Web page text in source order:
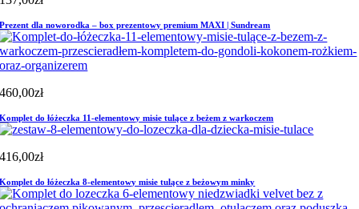
Prezent dla noworodka – box prezentowy premium MAXI | Sundream
460,00zł
Komplet do łóżeczka 11-elementowy misie tulące z beżem z warkoczem
416,00zł
Komplet do łóżeczka 8-elementowy misie tulące z beżowym minky